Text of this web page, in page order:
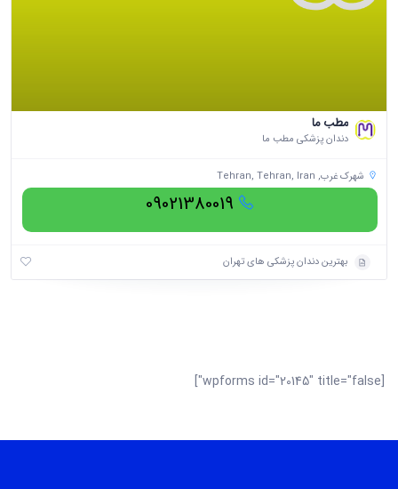
مطب ما
دندان پزشکی مطب ما
شهرک غرب, Tehran, Tehran, Iran
09021380019
بهترین دندان پزشکی های تهران
[wpforms id="20145" title="false"]